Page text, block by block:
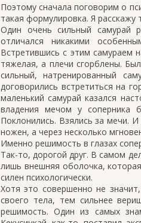
Поэтому сначала поговорим о
такая формулировка. Я
Один очень сильный самурай
отличался никакими
Встретившись с этим самураем
тяжелая, а плечи сгорблены.
сильный, натренированный
договорились встретиться на
маленький самурай казался
владения мечом у соперника
Поклонились. Взялись за мечи.
ножен, а через несколько
Именно решимость в глазах
Так-то, дорогой друг. В самом
лишь внешняя оболочка,
силен психологически.
Хотя это совершенно не
своего тела, тем сильнее
решимость. Один из самых